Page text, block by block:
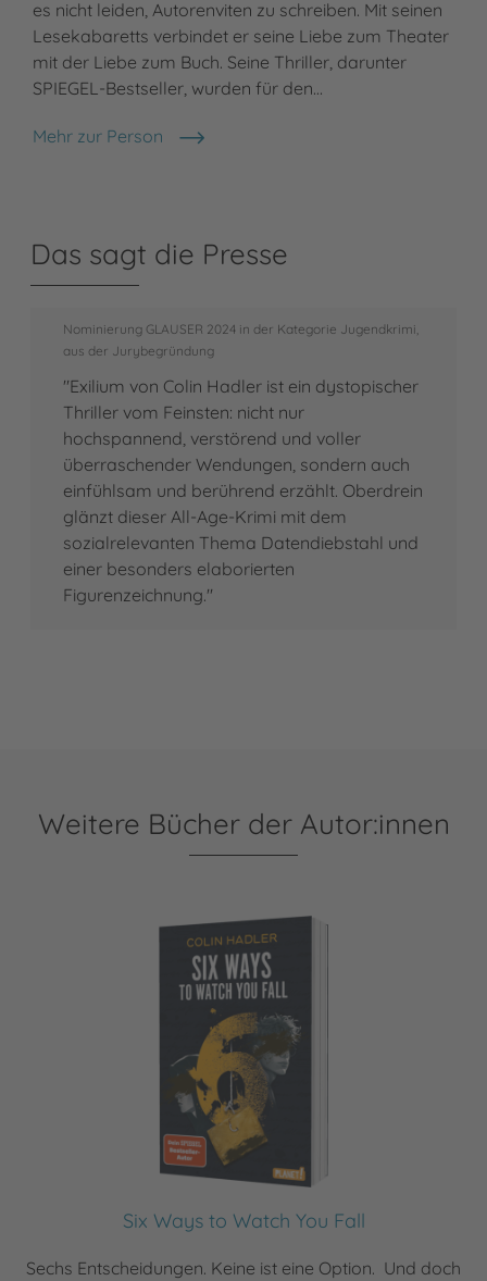
es nicht leiden, Autorenviten zu schreiben. Mit seinen
Lesekabaretts verbindet er seine Liebe zum Theater
mit der Liebe zum Buch. Seine Thriller, darunter
SPIEGEL-Bestseller, wurden für den…
Mehr zur Person
Colin Hadler
Das sagt die Presse
Nominierung GLAUSER 2024 in der Kategorie Jugendkrimi,
aus der Jurybegründung
"Exilium von Colin Hadler ist ein dystopischer
Thriller vom Feinsten: nicht nur
hochspannend, verstörend und voller
überraschender Wendungen, sondern auch
einfühlsam und berührend erzählt. Oberdrein
glänzt dieser All-Age-Krimi mit dem
sozialrelevanten Thema Datendiebstahl und
einer besonders elaborierten
Figurenzeichnung."
Weitere Bücher der Autor:innen
Six Ways to Watch You Fall
Sechs Entscheidungen. Keine ist eine Option. Und doch